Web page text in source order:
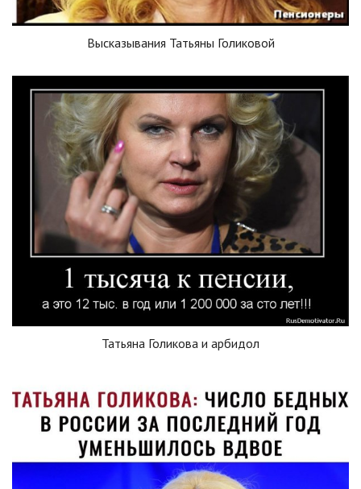
Высказывания Татьяны Голиковой
Татьяна Голикова и арбидол